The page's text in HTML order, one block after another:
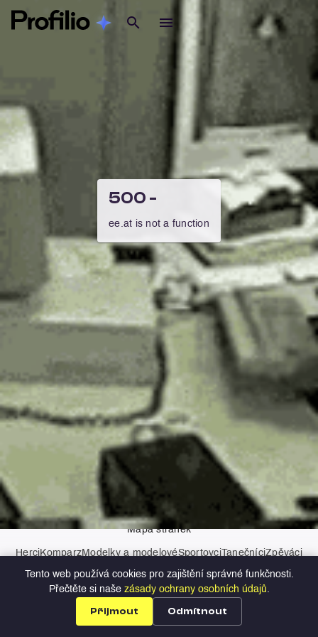
500 -
ee.at is not a function
Zásady ochrany osobních údajů
Mapa stránek
HerciKomparzModelky a modelovéSportovciTanečníciZpěváci
Copyright © 2026 Profilio
Tento web používá cookies pro zajištění správné funkčnosti.
Přečtěte si naše zásady ochrany osobních údajů.
Přijmout Odmítnout